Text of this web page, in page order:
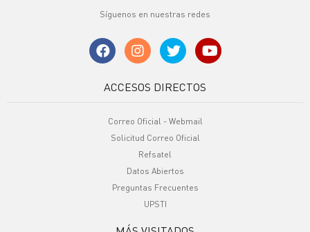
Síguenos en nuestras redes
ACCESOS DIRECTOS
Correo Oficial - Webmail
Solicitud Correo Oficial
Refsatel
Datos Abiertos
Preguntas Frecuentes
UPSTI